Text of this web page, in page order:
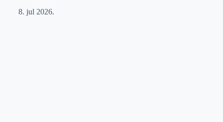
8. jul 2026.